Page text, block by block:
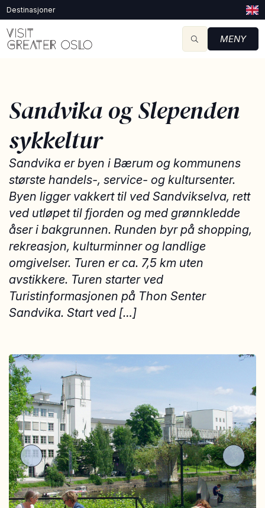
Destinasjoner
MENY
Sandvika og Slependen
sykkeltur
Sandvika er byen i Bærum og kommunens
største handels-, service- og kultursenter.
Byen ligger vakkert til ved Sandvikselva, rett
ved utløpet til fjorden og med grønnkledde
åser i bakgrunnen. Runden byr på shopping,
rekreasjon, kulturminner og landlige
omgivelser. Turen er ca. 7,5 km uten
avstikkere. Turen starter ved
Turistinformasjonen på Thon Senter
Sandvika. Start ved […]